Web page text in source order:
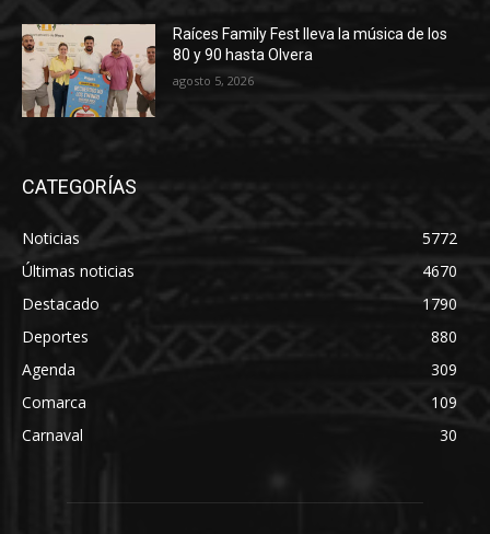
Raíces Family Fest lleva la música de los
80 y 90 hasta Olvera
agosto 5, 2026
CATEGORÍAS
Noticias
5772
Últimas noticias
4670
Destacado
1790
Deportes
880
Agenda
309
Comarca
109
Carnaval
30